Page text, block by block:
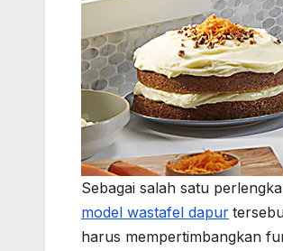
Sebagai salah satu
model wastafel dapur
harus mempertimbangkan